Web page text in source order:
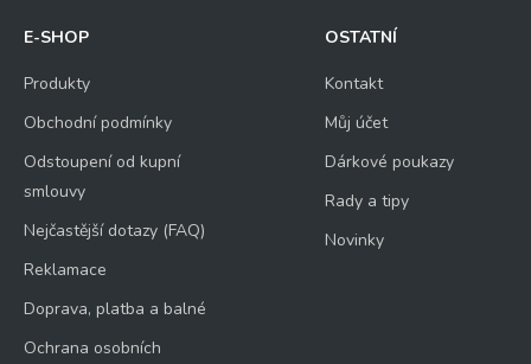
E-SHOP
Produkty
Obchodní podmínky
Odstoupení od kupní
smlouvy
Nejčastější dotazy (FAQ)
Reklamace
Doprava, platba a balné
Ochrana osobních
OSTATNÍ
Kontakt
Můj účet
Dárkové poukazy
Rady a tipy
Novinky